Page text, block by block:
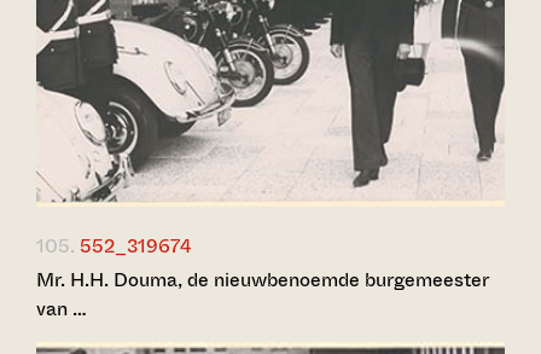
105. 552_319674
Mr. H.H. Douma, de nieuwbenoemde burgemeester
van …